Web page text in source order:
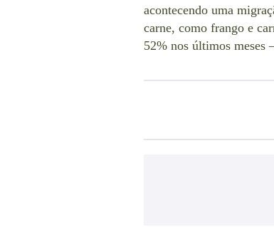
acontecendo uma
carne, como frango e
52% nos últimos meses